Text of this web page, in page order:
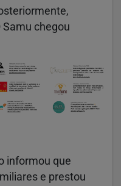
Samu chegou
informou que
e prestou